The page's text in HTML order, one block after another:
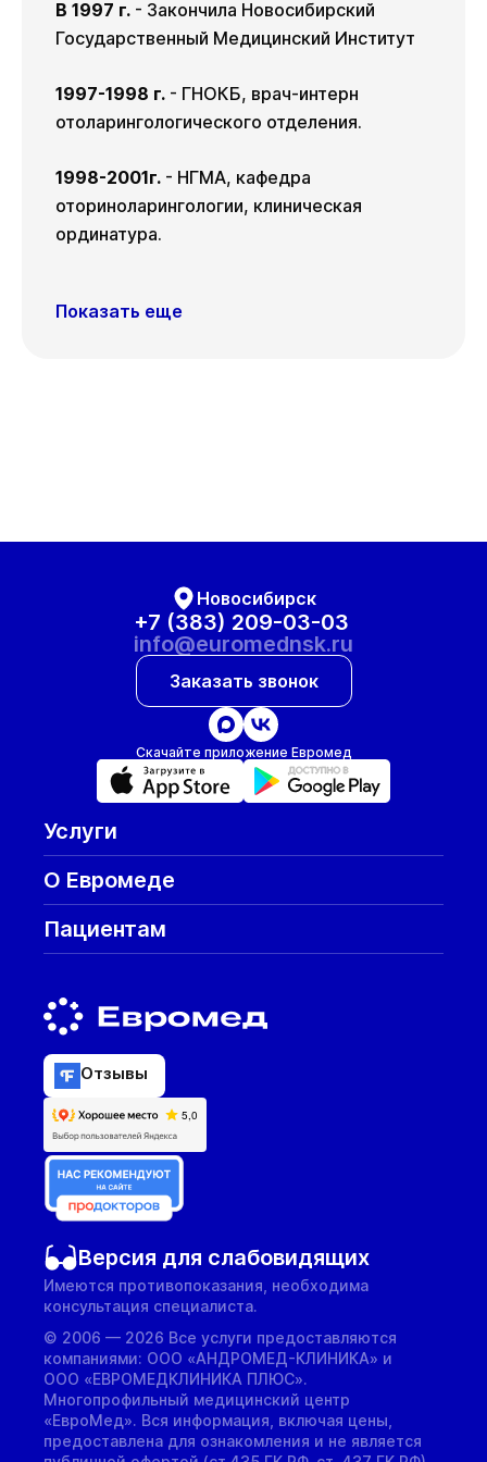
В 1997 г. - Закончила Новосибирский
Государственный Медицинский Институт
1997-1998 г. - ГНОКБ, врач-интерн
отоларингологического отделения.
1998-2001г. - НГМА, кафедра
оториноларингологии, клиническая
ординатура.
Показать еще
Новосибирск
+7 (383) 209-03-03
info@euromednsk.ru
Заказать звонок
Скачайте приложение Евромед
Услуги
О Евромеде
Пациентам
Отзывы
Версия для слабовидящих
Имеются противопоказания, необходима
консультация специалиста.
© 2006 — 2026 Все услуги предоставляются
компаниями: ООО «АНДРОМЕД-КЛИНИКА» и
ООО «ЕВРОМЕДКЛИНИКА ПЛЮС».
Многопрофильный медицинский центр
«ЕвроМед». Вся информация, включая цены,
предоставлена для ознакомления и не является